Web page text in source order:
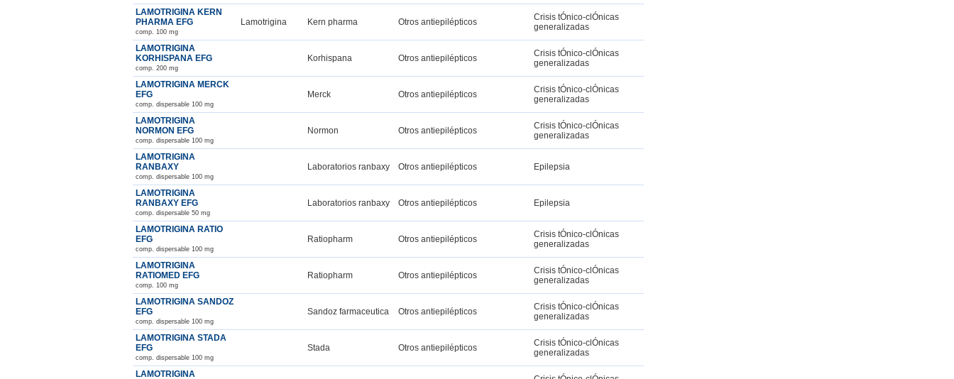
LAMOTRIGINA KERN
PHARMA EFG
comp. 100 mg
Lamotrigina Kern pharma Otros antiepilépticos
Crisis tÓnico-clÓnicas
generalizadas
LAMOTRIGINA
KORHISPANA EFG
comp. 200 mg
Korhispana Otros antiepilépticos
Crisis tÓnico-clÓnicas
generalizadas
LAMOTRIGINA MERCK
EFG
comp. dispersable 100 mg
Merck Otros antiepilépticos
Crisis tÓnico-clÓnicas
generalizadas
LAMOTRIGINA
NORMON EFG
comp. dispersable 100 mg
Normon Otros antiepilépticos
Crisis tÓnico-clÓnicas
generalizadas
LAMOTRIGINA
RANBAXY
comp. dispersable 100 mg
Laboratorios ranbaxy Otros antiepilépticos Epilepsia
LAMOTRIGINA
RANBAXY EFG
comp. dispersable 50 mg
Laboratorios ranbaxy Otros antiepilépticos Epilepsia
LAMOTRIGINA RATIO
EFG
comp. dispersable 100 mg
Ratiopharm Otros antiepilépticos
Crisis tÓnico-clÓnicas
generalizadas
LAMOTRIGINA
RATIOMED EFG
comp. 100 mg
Ratiopharm Otros antiepilépticos
Crisis tÓnico-clÓnicas
generalizadas
LAMOTRIGINA SANDOZ
EFG
comp. dispersable 100 mg
Sandoz farmaceutica Otros antiepilépticos
Crisis tÓnico-clÓnicas
generalizadas
LAMOTRIGINA STADA
EFG
comp. dispersable 100 mg
Stada Otros antiepilépticos
Crisis tÓnico-clÓnicas
generalizadas
LAMOTRIGINA